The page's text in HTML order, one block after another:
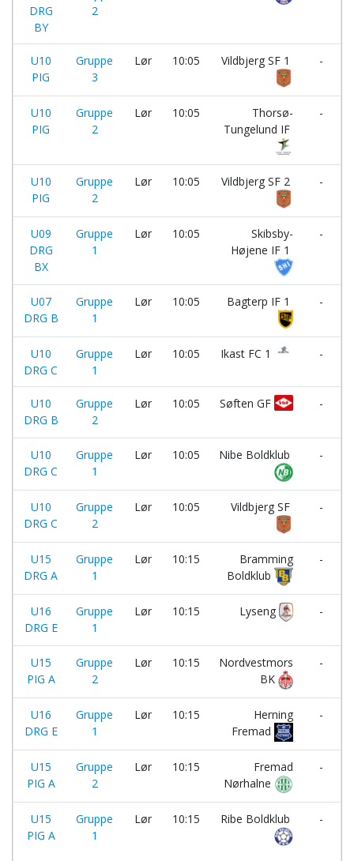
DRG
BY
2
U10
PIG
Gruppe
3
Lør 10:05 Vildbjerg SF 1 -
U10
PIG
Gruppe
2
Lør 10:05
Thorsø-
Tungelund IF
-
U10
PIG
Gruppe
2
Lør 10:05 Vildbjerg SF 2 -
U09
DRG
BX
Gruppe
1
Lør 10:05
Skibsby-
Højene IF 1
-
U07
DRG B
Gruppe
1
Lør 10:05 Bagterp IF 1
-
U10
DRG C
Gruppe
1
Lør 10:05 Ikast FC 1 -
U10
DRG B
Gruppe
2
Lør 10:05 Søften GF
-
U10
DRG C
Gruppe
1
Lør 10:05 Nibe Boldklub -
U10
DRG C
Gruppe
2
Lør 10:05 Vildbjerg SF
-
U15
DRG A
Gruppe
1
Lør 10:15
Bramming
Boldklub
-
U16
DRG E
Gruppe
1
Lør 10:15 Lyseng
-
U15
PIG A
Gruppe
2
Lør 10:15
Nordvestmors
BK
-
U16
DRG E
Gruppe
1
Lør 10:15
Herning
Fremad
-
U15
PIG A
Gruppe
2
Lør 10:15
Fremad
Nørhalne
-
U15
PIG A
Gruppe
1
Lør 10:15 Ribe Boldklub -